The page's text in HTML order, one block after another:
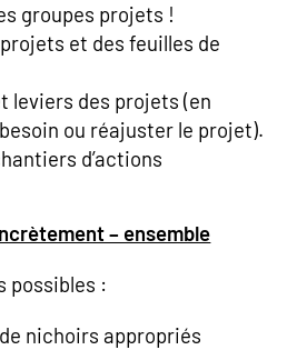
groupes projets !
et des feuilles de
leviers des projets (en
ou réajuster le projet).
d’actions
– ensemble
possibles :
nichoirs appropriés